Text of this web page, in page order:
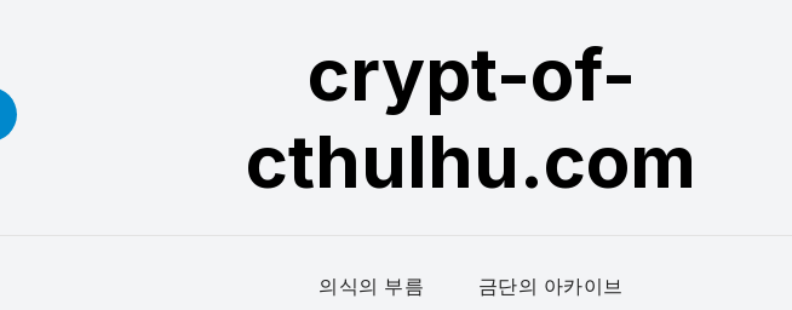
crypt-of-
cthulhu.com
의식의 부름 금단의 아카이브